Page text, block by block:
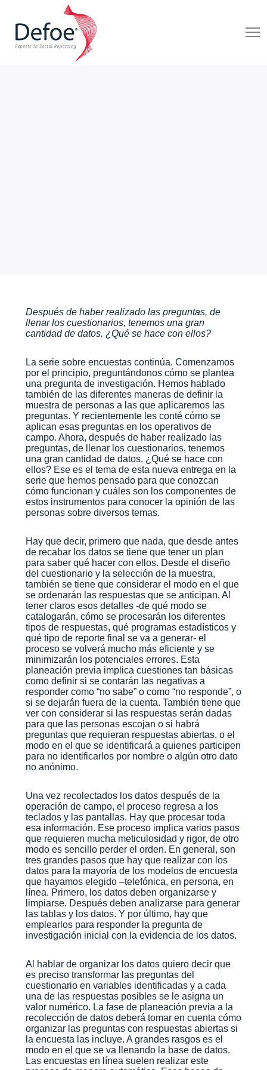
Después de haber realizado las preguntas, de
llenar los cuestionarios, tenemos una gran
cantidad de datos. ¿Qué se hace con ellos?
La serie sobre encuestas continúa. Comenzamos
por el principio, preguntándonos cómo se plantea
una pregunta de investigación. Hemos hablado
también de las diferentes maneras de definir la
muestra de personas a las que aplicaremos las
preguntas. Y recientemente les conté cómo se
aplican esas preguntas en los operativos de
campo. Ahora, después de haber realizado las
preguntas, de llenar los cuestionarios, tenemos
una gran cantidad de datos. ¿Qué se hace con
ellos? Ese es el tema de esta nueva entrega en la
serie que hemos pensado para que conozcan
cómo funcionan y cuáles son los componentes de
estos instrumentos para conocer la opinión de las
personas sobre diversos temas.
Hay que decir, primero que nada, que desde antes
de recabar los datos se tiene que tener un plan
para saber qué hacer con ellos. Desde el diseño
del cuestionario y la selección de la muestra,
también se tiene que considerar el modo en el que
se ordenarán las respuestas que se anticipan. Al
tener claros esos detalles -de qué modo se
catalogarán, cómo se procesarán los diferentes
tipos de respuestas, qué programas estadísticos y
qué tipo de reporte final se va a generar- el
proceso se volverá mucho más eficiente y se
minimizarán los potenciales errores. Esta
planeación previa implica cuestiones tan básicas
como definir si se contarán las negativas a
responder como “no sabe” o como “no responde”, o
si se dejarán fuera de la cuenta. También tiene que
ver con considerar si las respuestas serán dadas
para que las personas escojan o si habrá
preguntas que requieran respuestas abiertas, o el
modo en el que se identificará a quienes participen
para no identificarlos por nombre o algún otro dato
no anónimo.
Una vez recolectados los datos después de la
operación de campo, el proceso regresa a los
teclados y las pantallas. Hay que procesar toda
esa información. Ese proceso implica varios pasos
que requieren mucha meticulosidad y rigor, de otro
modo es sencillo perder el orden. En general, son
tres grandes pasos que hay que realizar con los
datos para la mayoría de los modelos de encuesta
que hayamos elegido –telefónica, en persona, en
línea. Primero, los datos deben organizarse y
limpiarse. Después deben analizarse para generar
las tablas y los datos. Y por último, hay que
emplearlos para responder la pregunta de
investigación inicial con la evidencia de los datos.
Al hablar de organizar los datos quiero decir que
es preciso transformar las preguntas del
cuestionario en variables identificadas y a cada
una de las respuestas posibles se le asigna un
valor numérico. La fase de planeación previa a la
recolección de datos deberá tomar en cuenta cómo
organizar las preguntas con respuestas abiertas si
la encuesta las incluye. A grandes rasgos es el
modo en el que se va llenando la base de datos.
Las encuestas en línea suelen realizar este